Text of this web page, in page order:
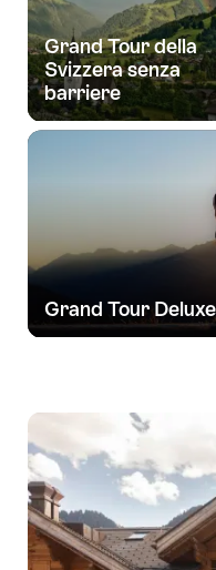
Grand Tour della
Svizzera senza
barriere
Grand Tour Deluxe